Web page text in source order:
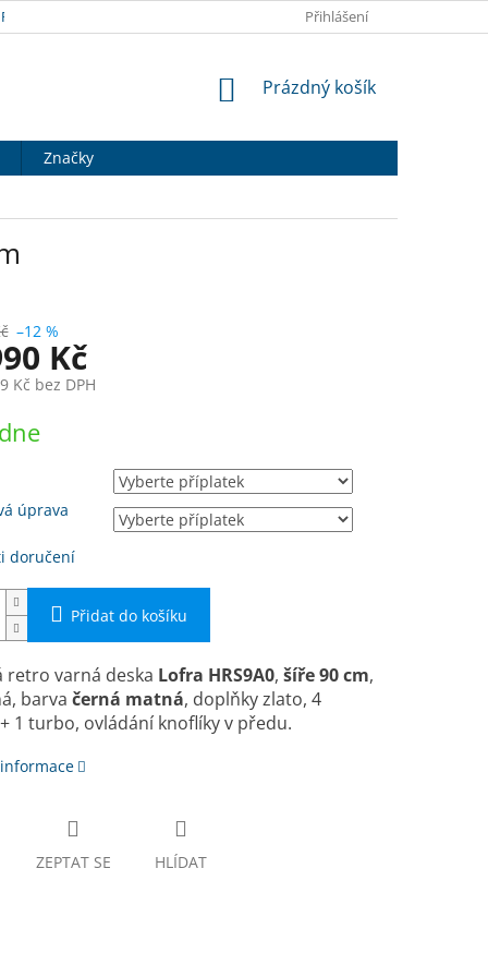
OSOBNÍCH ÚDAJŮ DOPRAVA A PLATBAPřihlášení
NÁKUPNÍ
Prázdný košík
Značky
–12 %
Kč
Kč bez DPH
úprava
doručení
Přidat do košíku
retro varná deska Lofra HRS9A0, ší­ře 90 cm,
barva černá matná, doplňky zlato, 4
1 turbo, ovládání knoflíky v předu.
ZEPTAT SE HLÍDAT